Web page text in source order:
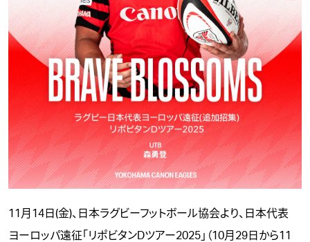
11月14日(金)、日本ラグビーフットボール協会より、日本代表
ヨーロッパ遠征「リポビタンDツアー2025」（10月29日から11